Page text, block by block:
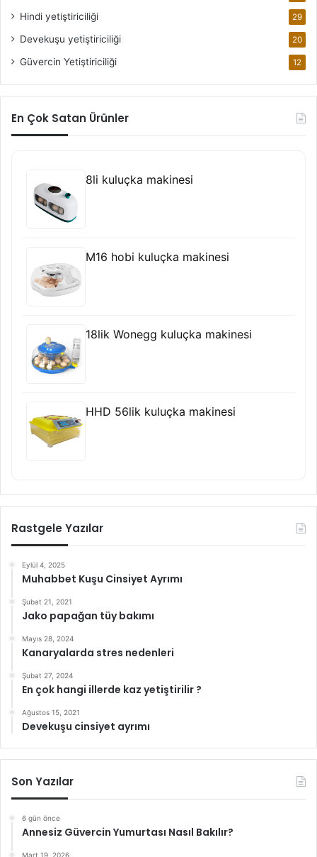
Hindi yetiştiriciliği 29
Devekuşu yetiştiriciliği 20
Güvercin Yetiştiriciliği 12
En Çok Satan Ürünler
8li kuluçka makinesi
M16 hobi kuluçka makinesi
18lik Wonegg kuluçka makinesi
HHD 56lik kuluçka makinesi
Rastgele Yazılar
Eylül 4, 2025
Muhabbet Kuşu Cinsiyet Ayrımı
Şubat 21, 2021
Jako papağan tüy bakımı
Mayıs 28, 2024
Kanaryalarda stres nedenleri
Şubat 27, 2024
En çok hangi illerde kaz yetiştirilir ?
Ağustos 15, 2021
Devekuşu cinsiyet ayrımı
Son Yazılar
6 gün önce
Annesiz Güvercin Yumurtası Nasıl Bakılır?
Mart 19, 2026